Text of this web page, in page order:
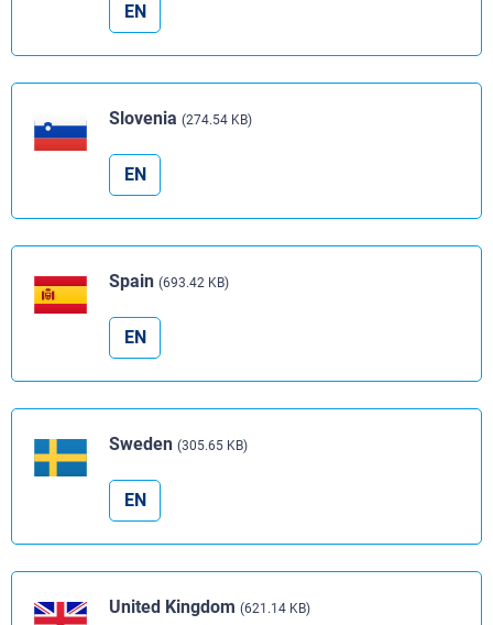
EN
Slovenia (274.54 KB)
EN
Spain (693.42 KB)
EN
Sweden (305.65 KB)
EN
United Kingdom (621.14 KB)